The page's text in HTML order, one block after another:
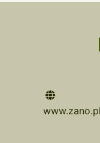
www.zano.pl